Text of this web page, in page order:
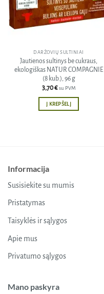
DARŽOVIŲ SULTINIAI
Jautienos sultinys be cukraus,
ekologiškas NATUR COMPAGNIE
(8 kub.), 96 g
3,70€ su PVM
Į KREPŠELĮ
Informacija
Susisiekite su mumis
Pristatymas
Taisyklės ir sąlygos
Apie mus
Privatumo sąlygos
Mano paskyra